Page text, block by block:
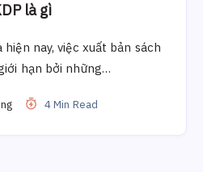
là gì
nay, việc xuất bản sách
hạn bởi những…
4 Min Read